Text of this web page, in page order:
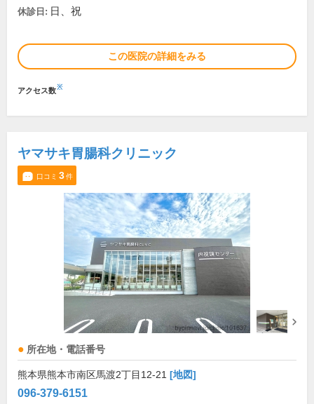
休診日: 日、祝
この医院の詳細をみる
アクセス数※
ヤマサキ胃腸科クリニック
口コミ 3件
所在地・電話番号
熊本県熊本市南区馬渡2丁目12-21 [地図]
096-379-6151